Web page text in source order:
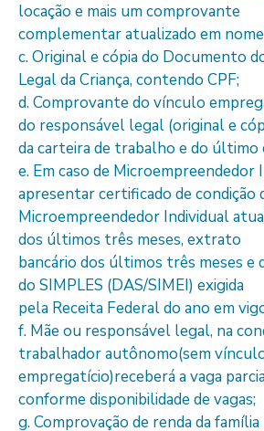
locação e mais um comprovante
complementar atualizado em
c. Original e cópia do Documento
Legal da Criança, contendo CPF;
d. Comprovante do vínculo
do responsável legal (original e
da carteira de trabalho e do último
e. Em caso de Microempreendedor
apresentar certificado de condição
Microempreendedor Individual
dos últimos três meses, extrato
bancário dos últimos três meses e
do SIMPLES (DAS/SIMEI) exigida
pela Receita Federal do ano em
f. Mãe ou responsável legal, na
trabalhador autônomo(sem
empregatício)receberá a vaga
conforme disponibilidade de vagas;
g. Comprovação de renda da